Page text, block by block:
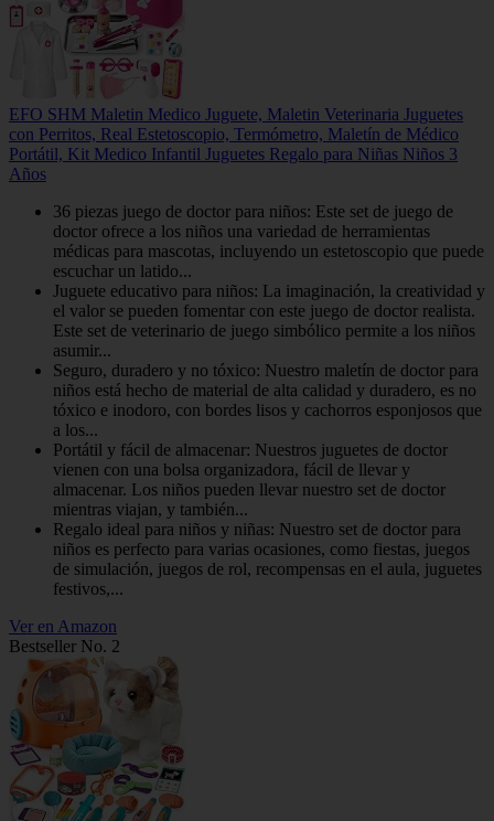
EFO SHM Maletin Medico Juguete, Maletin Veterinaria Juguetes
con Perritos, Real Estetoscopio, Termómetro, Maletín de Médico
Portátil, Kit Medico Infantil Juguetes Regalo para Niñas Niños 3
Años
36 piezas juego de doctor para niños: Este set de juego de
doctor ofrece a los niños una variedad de herramientas
médicas para mascotas, incluyendo un estetoscopio que puede
escuchar un latido...
Juguete educativo para niños: La imaginación, la creatividad y
el valor se pueden fomentar con este juego de doctor realista.
Este set de veterinario de juego simbólico permite a los niños
asumir...
Seguro, duradero y no tóxico: Nuestro maletín de doctor para
niños está hecho de material de alta calidad y duradero, es no
tóxico e inodoro, con bordes lisos y cachorros esponjosos que
a los...
Portátil y fácil de almacenar: Nuestros juguetes de doctor
vienen con una bolsa organizadora, fácil de llevar y
almacenar. Los niños pueden llevar nuestro set de doctor
mientras viajan, y también...
Regalo ideal para niños y niñas: Nuestro set de doctor para
niños es perfecto para varias ocasiones, como fiestas, juegos
de simulación, juegos de rol, recompensas en el aula, juguetes
festivos,...
Ver en Amazon
Bestseller No. 2